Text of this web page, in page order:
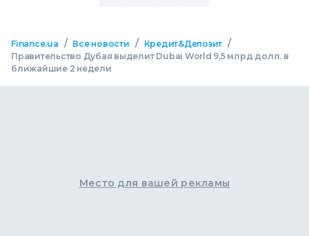
Finance.ua / Все новости / Кредит&Депозит /
Правительство Дубая выделит Dubai World 9,5 млрд долл. в
ближайшие 2 недели
Место для вашей рекламы